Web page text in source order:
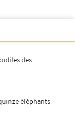
des
éléphants